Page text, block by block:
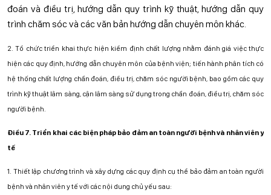
đoán và điều trị, hướng dẫn quy trình kỹ thuật, hướng dẫn quy
trình chăm sóc và các văn bản hướng dẫn chuyên môn khác.
2. Tổ chức triển khai thực hiện kiểm định chất lượng nhằm đánh giá việc thực
hiện các quy định, hướng dẫn chuyên môn của bệnh viện; tiến hành phân tích có
hệ thống chất lượng chẩn đoán, điều trị, chăm sóc người bệnh, bao gồm các quy
trình kỹ thuật lâm sàng, cận lâm sàng sử dụng trong chẩn đoán, điều trị, chăm sóc
người bệnh.
Điều 7. Triển khai các biện pháp bảo đảm an toàn người bệnh và nhân viên y
tế
1. Thiết lập chương trình và xây dựng các quy định cụ thể bảo đảm an toàn người
bệnh và nhân viên y tế với các nội dung chủ yếu sau: